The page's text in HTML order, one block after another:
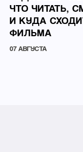
ЧТО ЧИТАТЬ,
И КУДА
ФИЛЬМА
07 АВГУСТА